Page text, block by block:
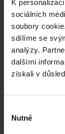
K
sociálních
soubory
sdílíme se
analýzy.
dalšími
získali v
souhlasu
Nutné
J****
Š****
K****
B****
Š****